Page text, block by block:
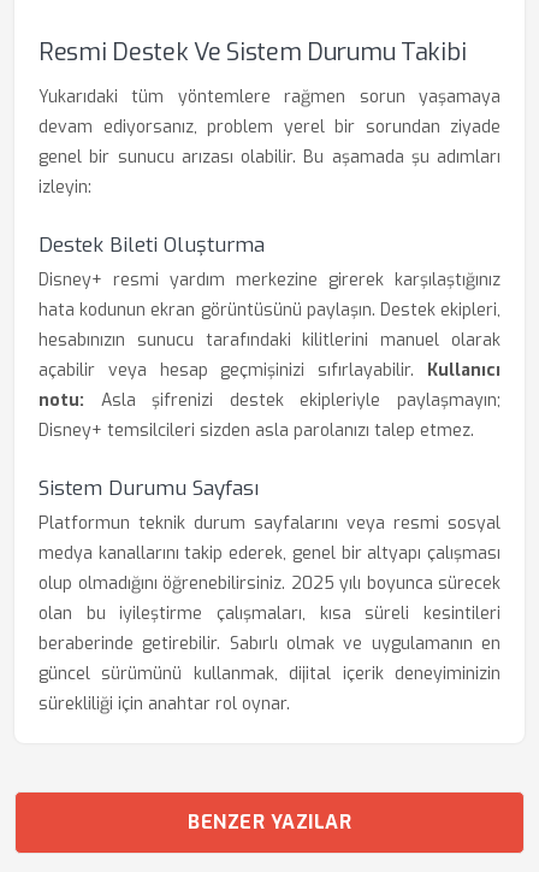
Resmi Destek Ve Sistem Durumu Takibi
Yukarıdaki tüm yöntemlere rağmen sorun yaşamaya
devam ediyorsanız, problem yerel bir sorundan ziyade
genel bir sunucu arızası olabilir. Bu aşamada şu adımları
izleyin:
Destek Bileti Oluşturma
Disney+ resmi yardım merkezine girerek karşılaştığınız
hata kodunun ekran görüntüsünü paylaşın. Destek ekipleri,
hesabınızın sunucu tarafındaki kilitlerini manuel olarak
açabilir veya hesap geçmişinizi sıfırlayabilir. Kullanıcı
notu: Asla şifrenizi destek ekipleriyle paylaşmayın;
Disney+ temsilcileri sizden asla parolanızı talep etmez.
Sistem Durumu Sayfası
Platformun teknik durum sayfalarını veya resmi sosyal
medya kanallarını takip ederek, genel bir altyapı çalışması
olup olmadığını öğrenebilirsiniz. 2025 yılı boyunca sürecek
olan bu iyileştirme çalışmaları, kısa süreli kesintileri
beraberinde getirebilir. Sabırlı olmak ve uygulamanın en
güncel sürümünü kullanmak, dijital içerik deneyiminizin
sürekliliği için anahtar rol oynar.
BENZER YAZILAR